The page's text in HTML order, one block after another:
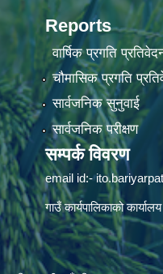
Reports
वार्षिक प्रगति
चौमासिक प्रगति
सार्वजनिक सुनुवाई
सार्वजनिक परीक्षण
सम्पर्क विवरण
email id:-
गाउँ कार्यपालिकाको